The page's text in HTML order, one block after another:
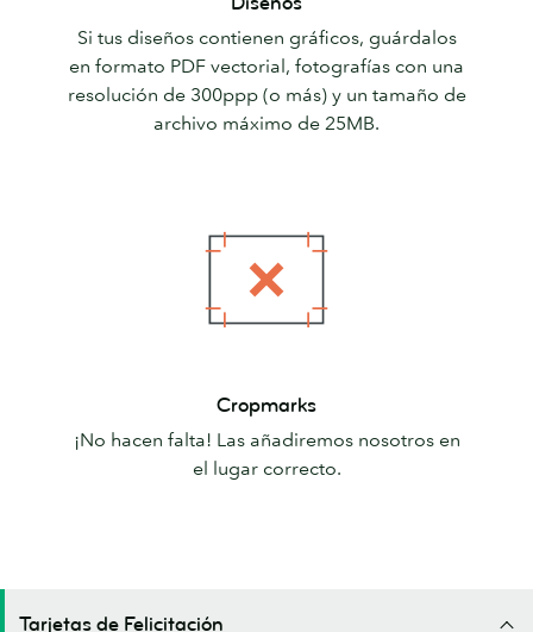
Si tus diseños contienen gráficos, guárdalos
en formato PDF vectorial, fotografías con una
resolución de 300ppp (o más) y un tamaño de
archivo máximo de 25MB.
Cropmarks
¡No hacen falta! Las añadiremos nosotros en
el lugar correcto.
Tarjetas de Felicitación